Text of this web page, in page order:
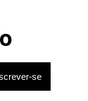
com sete